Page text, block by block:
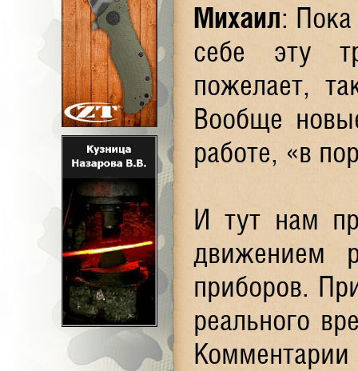
Михаил:
себе эту
пожелает,
Вообще
работе, «в
И тут нам
движением
приборов.
реального
Комментарии